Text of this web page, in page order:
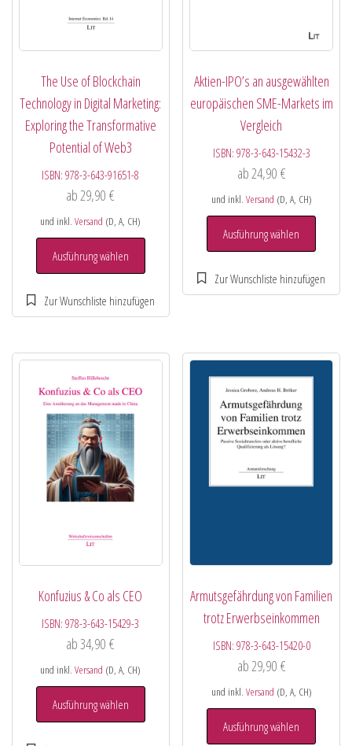
The Use of Blockchain
Technology in Digital Marketing:
Exploring the Transformative
Potential of Web3
ISBN:978-3-643-91651-8
ab29,90€
und inkl.Versand (D, A, CH)
Ausführung wählen
Aktien-IPO’s an ausgewählten
europäischen SME-Markets im
Vergleich
ISBN: 978-3-643-15432-3
ab24,90 €
und inkl. Versand (D, A, CH)
Ausführung wählen
Konfuzius & Co als CEO
ISBN:978-3-643-15429-3
ab34,90€
und inkl.Versand (D, A, CH)
Ausführung wählen
Armutsgefährdung von Familien
trotz Erwerbseinkommen
ISBN: 978-3-643-15420-0
ab29,90 €
und inkl. Versand (D, A, CH)
Ausführung wählen